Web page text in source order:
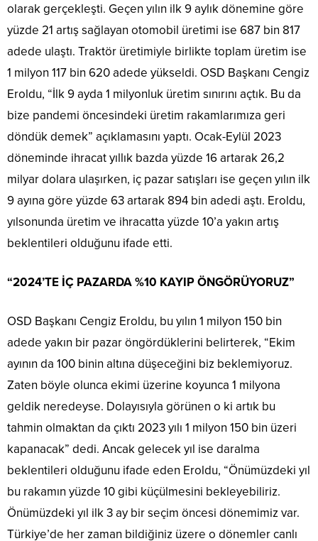
olarak gerçekleşti. Geçen yılın ilk 9 aylık dönemine göre
yüzde 21 artış sağlayan otomobil üretimi ise 687 bin 817
adede ulaştı. Traktör üretimiyle birlikte toplam üretim ise
1 milyon 117 bin 620 adede yükseldi. OSD Başkanı Cengiz
Eroldu, “İlk 9 ayda 1 milyonluk üretim sınırını açtık. Bu da
bize pandemi öncesindeki üretim rakamlarımıza geri
döndük demek” açıklamasını yaptı. Ocak-Eylül 2023
döneminde ihracat yıllık bazda yüzde 16 artarak 26,2
milyar dolara ulaşırken, iç pazar satışları ise geçen yılın ilk
9 ayına göre yüzde 63 artarak 894 bin adedi aştı. Eroldu,
yılsonunda üretim ve ihracatta yüzde 10’a yakın artış
beklentileri olduğunu ifade etti.
“2024’TE İÇ PAZARDA %10 KAYIP ÖNGÖRÜYORUZ”
OSD Başkanı Cengiz Eroldu, bu yılın 1 milyon 150 bin
adede yakın bir pazar öngördüklerini belirterek, “Ekim
ayının da 100 binin altına düşeceğini biz beklemiyoruz.
Zaten böyle olunca ekimi üzerine koyunca 1 milyona
geldik neredeyse. Dolayısıyla görünen o ki artık bu
tahmin olmaktan da çıktı 2023 yılı 1 milyon 150 bin üzeri
kapanacak” dedi. Ancak gelecek yıl ise daralma
beklentileri olduğunu ifade eden Eroldu, “Önümüzdeki yıl
bu rakamın yüzde 10 gibi küçülmesini bekleyebiliriz.
Önümüzdeki yıl ilk 3 ay bir seçim öncesi dönemimiz var.
Türkiye’de her zaman bildiğiniz üzere o dönemler canlı